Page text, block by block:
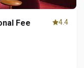
Fee
4.4